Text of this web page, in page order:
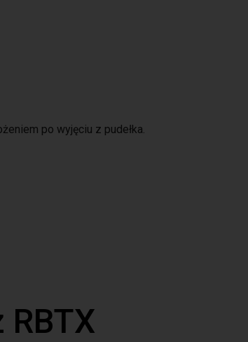
po wyjęciu z pudełka.